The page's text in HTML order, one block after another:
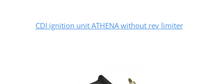
CDI ignition unit ATHENA without rev limiter